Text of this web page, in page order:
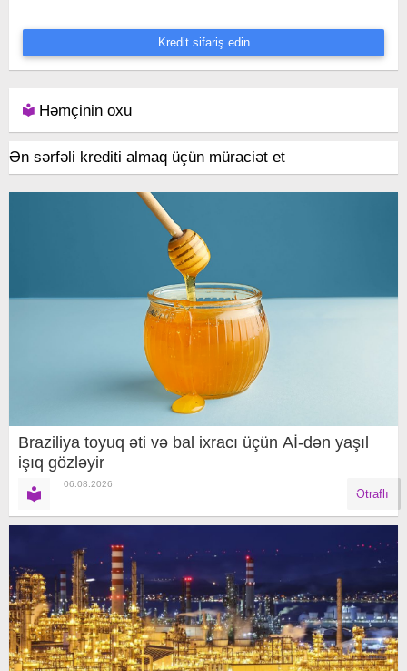
Kredit sifariş edin
Həmçinin oxu
Ən sərfəli krediti almaq üçün müraciət et
Braziliya toyuq əti və bal ixracı üçün Aİ-dən yaşıl
işıq gözləyir
06.08.2026
Ətraflı